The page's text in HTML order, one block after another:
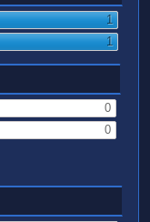
1
1
0
0